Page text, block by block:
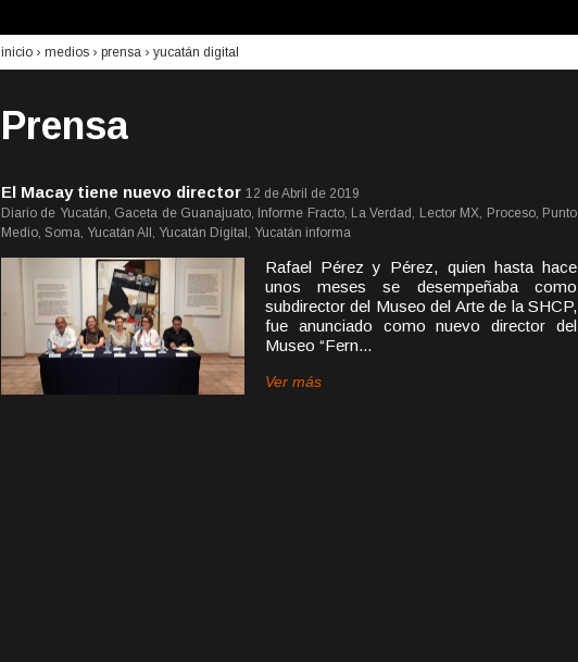
inicio › medios › prensa › yucatán digital
Prensa
El Macay tiene nuevo director 12 de Abril de 2019
Diario de Yucatán, Gaceta de Guanajuato, Informe Fracto, La Verdad, Lector MX, Proceso, Punto
Medio, Soma, Yucatán All, Yucatán Digital, Yucatán informa
Rafael Pérez y Pérez, quien hasta hace
unos meses se desempeñaba como
subdirector del Museo del Arte de la SHCP,
fue anunciado como nuevo director del
Museo “Fern...
Ver más